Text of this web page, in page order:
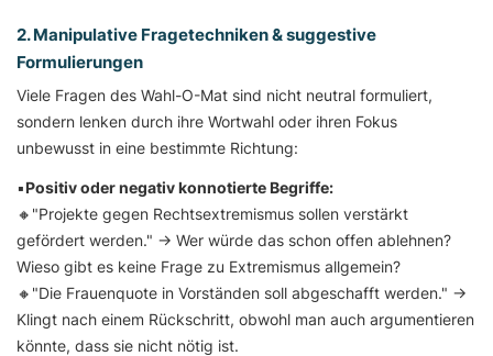
2. Manipulative Fragetechniken & suggestive
Formulierungen
Viele Fragen des Wahl-O-Mat sind nicht neutral formuliert,
sondern lenken durch ihre Wortwahl oder ihren Fokus
unbewusst in eine bestimmte Richtung:
▪️Positiv oder negativ konnotierte Begriffe:
🔸"Projekte gegen Rechtsextremismus sollen verstärkt
gefördert werden." → Wer würde das schon offen ablehnen?
Wieso gibt es keine Frage zu Extremismus allgemein?
🔸"Die Frauenquote in Vorständen soll abgeschafft werden." →
Klingt nach einem Rückschritt, obwohl man auch argumentieren
könnte, dass sie nicht nötig ist.